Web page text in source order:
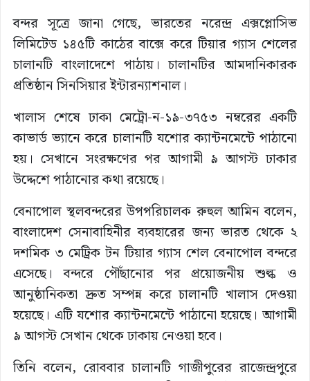
বন্দর সূত্রে জানা গেছে, ভারতের নরেন্দ্র এক্সপ্লোসিভ
লিমিটেড ১৪৫টি কাঠের বাক্সে করে টিয়ার গ্যাস শেলের
চালানটি বাংলাদেশে পাঠায়। চালানটির আমদানিকারক
প্রতিষ্ঠান সিনসিয়ার ইন্টারন্যাশনাল।
খালাস শেষে ঢাকা মেট্রো-ন-১৯-৩৭৫৩ নম্বরের একটি
কাভার্ড ভ্যানে করে চালানটি যশোর ক্যান্টনমেন্টে পাঠানো
হয়। সেখানে সংরক্ষণের পর আগামী ৯ আগস্ট ঢাকার
উদ্দেশে পাঠানোর কথা রয়েছে।
বেনাপোল স্থলবন্দরের উপপরিচালক রুহুল আমিন বলেন,
বাংলাদেশ সেনাবাহিনীর ব্যবহারের জন্য ভারত থেকে ২
দশমিক ৩ মেট্রিক টন টিয়ার গ্যাস শেল বেনাপোল বন্দরে
এসেছে। বন্দরে পৌঁছানোর পর প্রয়োজনীয় শুল্ক ও
আনুষ্ঠানিকতা দ্রুত সম্পন্ন করে চালানটি খালাস দেওয়া
হয়েছে। এটি যশোর ক্যান্টনমেন্টে পাঠানো হয়েছে। আগামী
৯ আগস্ট সেখান থেকে ঢাকায় নেওয়া হবে।
তিনি বলেন, রোববার চালানটি গাজীপুরের রাজেন্দ্রপুরে